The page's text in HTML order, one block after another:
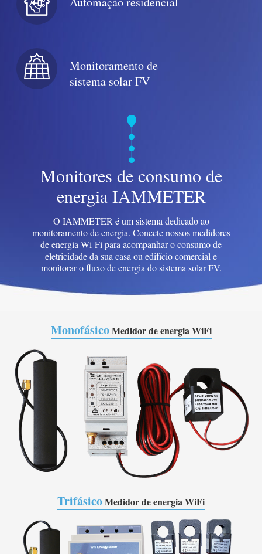
Ranking FV
Monitoramento de
sistema solar FV
Monitores de consumo de
energia IAMMETER
O IAMMETER é um sistema dedicado ao
monitoramento de energia. Conecte nossos medidores
de energia Wi-Fi para acompanhar o consumo de
eletricidade da sua casa ou edifício comercial e
monitorar o fluxo de energia do sistema solar FV.
MonofásicoMedidor de energia WiFi
TrifásicoMedidor de energia WiFi